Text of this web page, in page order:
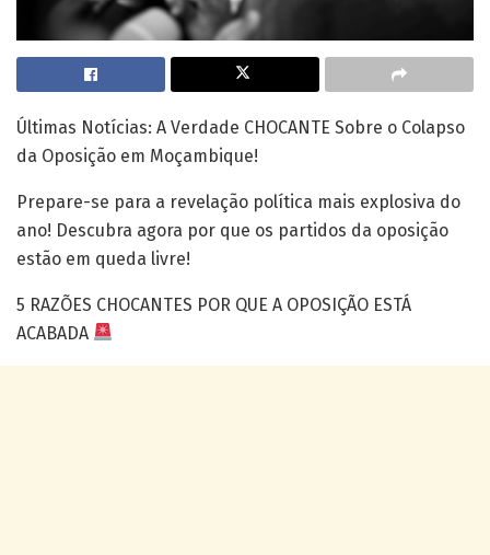
Últimas Notícias: A Verdade CHOCANTE Sobre o Colapso
da Oposição em Moçambique!
Prepare-se para a revelação política mais explosiva do
ano! Descubra agora por que os partidos da oposição
estão em queda livre!
5 RAZÕES CHOCANTES POR QUE A OPOSIÇÃO ESTÁ
ACABADA